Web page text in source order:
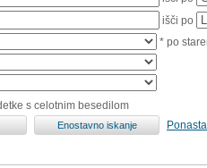
išči po
* po
s celotnim besedilom